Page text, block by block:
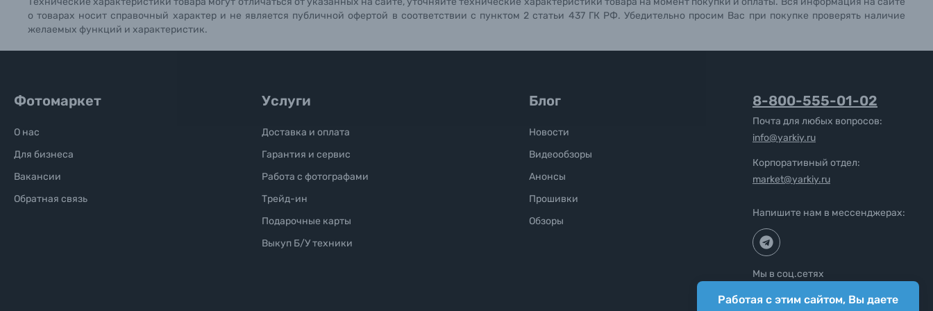
Б/У фототехника (Комиссионные товары)
о товарах носит справочный характер и не является публичной офертой в соответствии с пунктом 2 статьи 437 ГК РФ. Убедительно просим Вас при покупке проверять наличие
желаемых функций и характеристик.
Работая с этим сайтом, Вы даете
Фотомаркет
О нас
Для бизнеса
Вакансии
Обратная связь
Услуги
Доставка и оплата
Гарантия и сервис
Работа с фотографами
Трейд-ин
Подарочные карты
Выкуп Б/У техники
Блог
Новости
Видеообзоры
Анонсы
Прошивки
Обзоры
8-800-555-01-02
Почта для любых вопросов:
info@yarkiy.ru
Корпоративный отдел:
market@yarkiy.ru
Напишите нам в мессенджерах:
Мы в соц.сетях